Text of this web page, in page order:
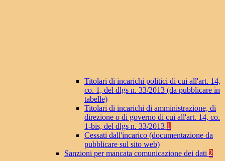
Titolari di incarichi politici di cui all'art. 14,
co. 1, del dlgs n. 33/2013 (da pubblicare in
tabelle)
Titolari di incarichi di amministrazione, di
direzione o di governo di cui all'art. 14, co.
1-bis, del dlgs n. 33/2013 1
Cessati dall'incarico (documentazione da
pubblicare sul sito web)
Sanzioni per mancata comunicazione dei dati 2